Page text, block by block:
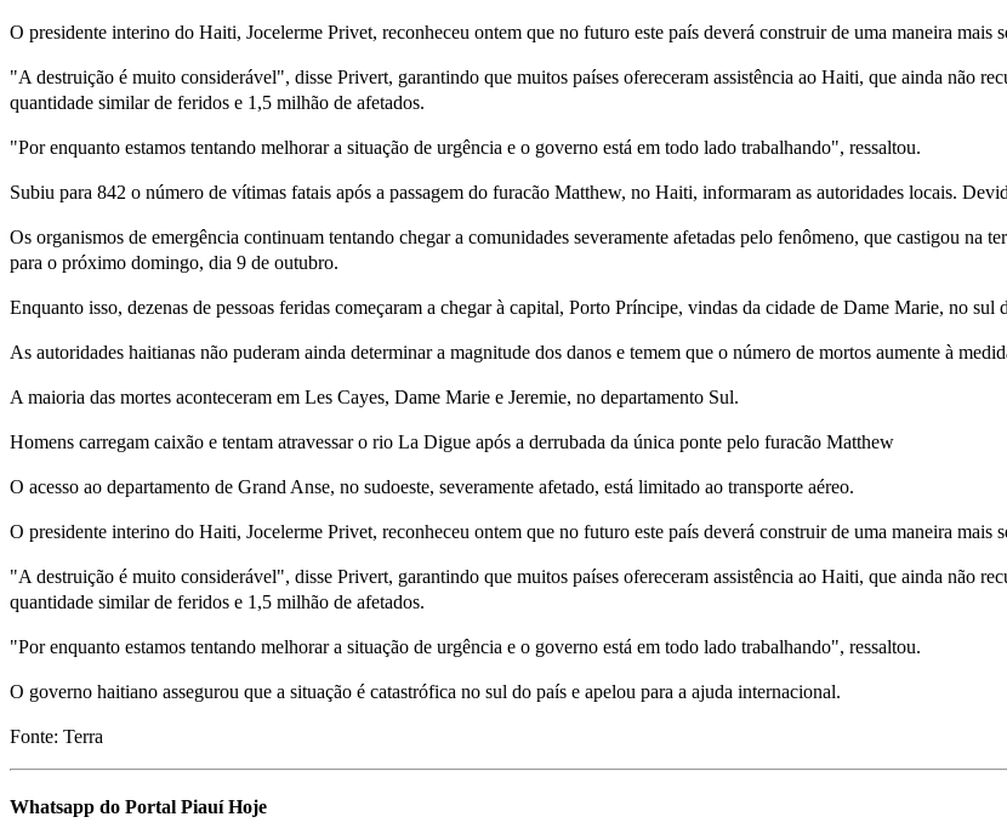
O presidente interino do Haiti, Jocelerme Privet, reconheceu ontem que no futuro este país deverá construir de uma maneira mais
"A destruição é muito considerável", disse Privert, garantindo que muitos países ofereceram assistência ao Haiti, que ainda não
quantidade similar de feridos e 1,5 milhão de afetados.
"Por enquanto estamos tentando melhorar a situação de urgência e o governo está em todo lado trabalhando", ressaltou.
Subiu para 842 o número de vítimas fatais após a passagem do furacão Matthew, no Haiti, informaram as autoridades locais.
Os organismos de emergência continuam tentando chegar a comunidades severamente afetadas pelo fenômeno, que castigou na
para o próximo domingo, dia 9 de outubro.
Enquanto isso, dezenas de pessoas feridas começaram a chegar à capital, Porto Príncipe, vindas da cidade de Dame Marie, no sul
As autoridades haitianas não puderam ainda determinar a magnitude dos danos e temem que o número de mortos aumente à
A maioria das mortes aconteceram em Les Cayes, Dame Marie e Jeremie, no departamento Sul.
Homens carregam caixão e tentam atravessar o rio La Digue após a derrubada da única ponte pelo furacão Matthew
O acesso ao departamento de Grand Anse, no sudoeste, severamente afetado, está limitado ao transporte aéreo.
O presidente interino do Haiti, Jocelerme Privet, reconheceu ontem que no futuro este país deverá construir de uma maneira mais
"A destruição é muito considerável", disse Privert, garantindo que muitos países ofereceram assistência ao Haiti, que ainda não
quantidade similar de feridos e 1,5 milhão de afetados.
"Por enquanto estamos tentando melhorar a situação de urgência e o governo está em todo lado trabalhando", ressaltou.
O governo haitiano assegurou que a situação é catastrófica no sul do país e apelou para a ajuda internacional.
Fonte: Terra
Whatsapp do Portal Piauí Hoje